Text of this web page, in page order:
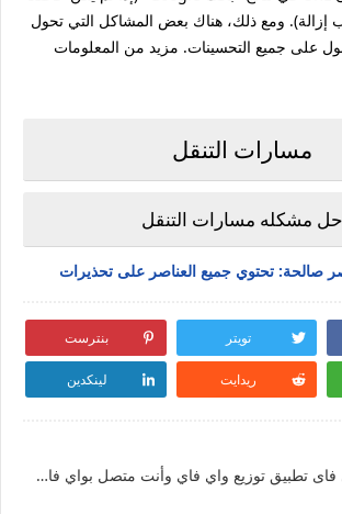
إزالة). ومع ذلك، هناك بعض المشاكل التي تحول
على جميع التحسينات. مزيد من المعلومات
مسارات التنقل
حل مشكله مسارات التنقل
تويتر بنترست
ريدايت لينكدين
تحميل برنامج واى فاى تطبيق توزيع واي فاي وأنت متصل بواي فاي بدون روت تنزيل تطبيق واي فاي مجاني 2020